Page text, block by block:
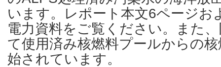
います。レポート本文6ページお
電力資料をご覧ください。また
て使用済み核燃料プールからの
始されています。